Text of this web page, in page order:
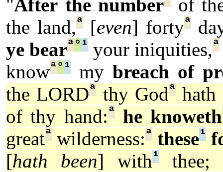
"After the number
of
the land,ª[even] fortyª
ye bearª° ¹ your iniquities,ª
knowª° ¹ my breach of
the LORDª thy Godª hath
of thy hand:ª he knoweth
greatª wilderness:ª these¹
[hath been] with¹thee;